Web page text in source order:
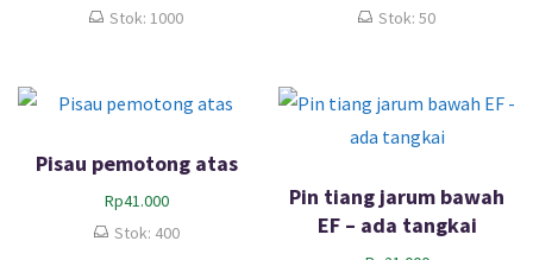
Stok: 1000
Stok: 50
Pisau pemotong atas
Rp41.000
Stok: 400
Pin tiang jarum bawah
EF – ada tangkai